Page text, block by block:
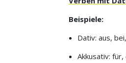
Beispiele:
Dativ: aus,
Akkusativ: